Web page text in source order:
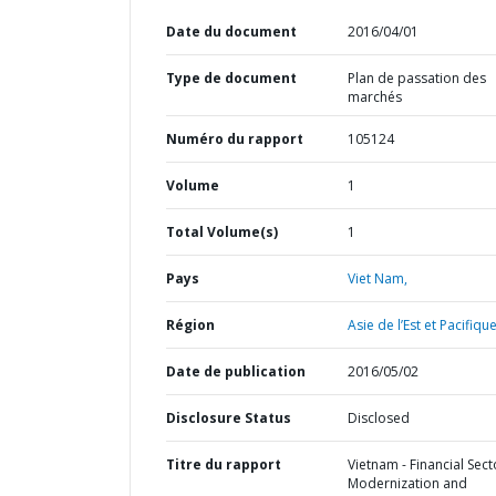
Date du document 2016/04/01
Type de document
Plan de passation des
marchés
Numéro du rapport 105124
Volume 1
Total Volume(s) 1
Pays Viet Nam,
Région Asie de l’Est et
Date de publication 2016/05/02
Disclosure Status Disclosed
Titre du rapport
Vietnam - Financial
Modernization and